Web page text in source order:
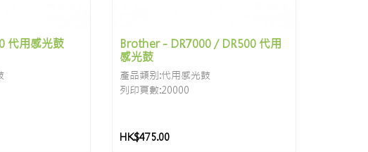
代用感光鼓
Brother - DR7000 / DR500 代用
感光鼓
產品類别:代用感光鼓
列印頁數:20000
HK$475.00